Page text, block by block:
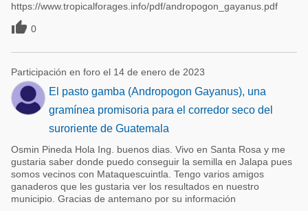
https://www.tropicalforages.info/pdf/andropogon_gayanus.pdf
 0
Participación en foro el 14 de enero de 2023
El pasto gamba (Andropogon Gayanus), una
gramínea promisoria para el corredor seco del
suroriente de Guatemala
Osmin Pineda Hola Ing. buenos dias. Vivo en Santa Rosa y me
gustaria saber donde puedo conseguir la semilla en Jalapa pues
somos vecinos con Mataquescuintla. Tengo varios amigos
ganaderos que les gustaria ver los resultados en nuestro
municipio. Gracias de antemano por su información